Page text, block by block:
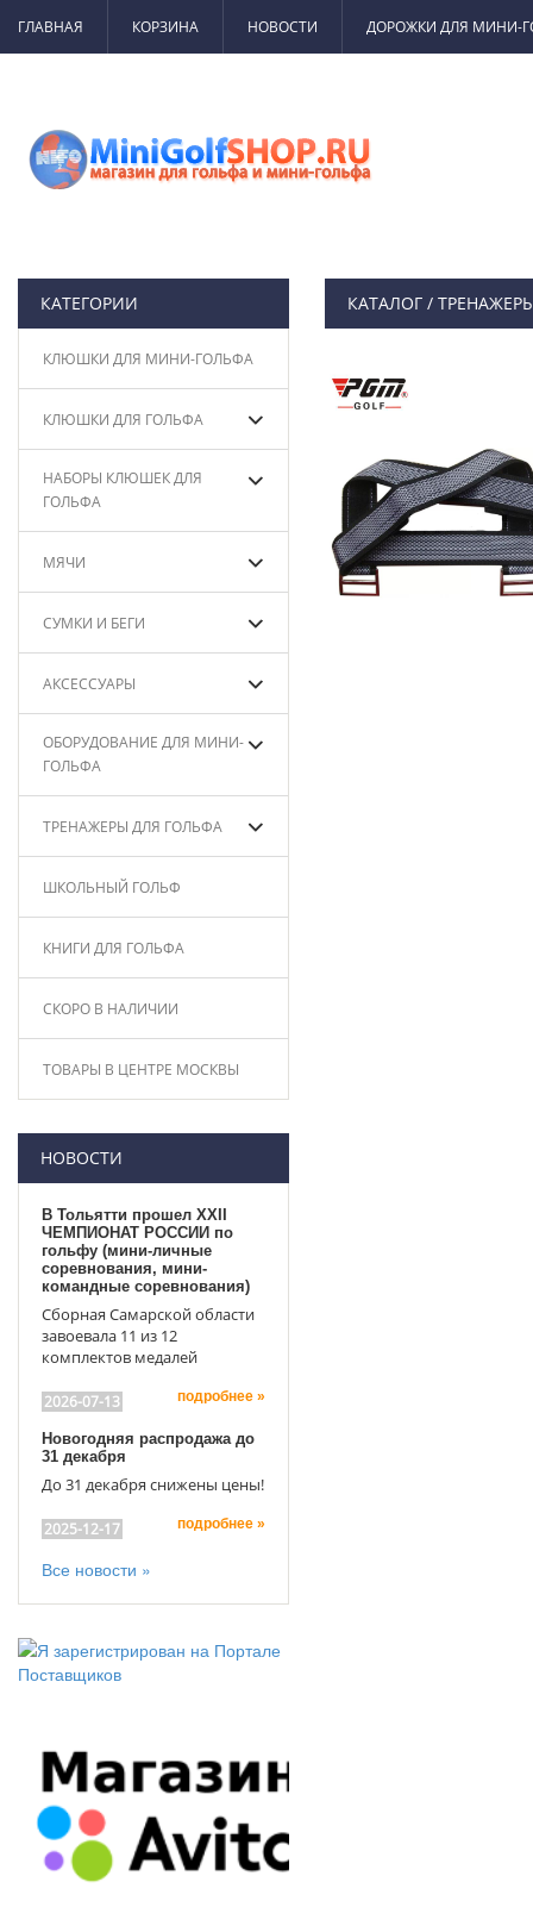
ГЛАВНАЯ КОРЗИНА НОВОСТИ ДОРОЖКИ ДЛЯ МИНИ-
КАТЕГОРИИ
КЛЮШКИ ДЛЯ МИНИ-ГОЛЬФА
КЛЮШКИ ДЛЯ ГОЛЬФА
НАБОРЫ КЛЮШЕК ДЛЯ
ГОЛЬФА
МЯЧИ
СУМКИ И БЕГИ
АКСЕССУАРЫ
ОБОРУДОВАНИЕ ДЛЯ МИНИ-
ГОЛЬФА
ТРЕНАЖЕРЫ ДЛЯ ГОЛЬФА
ШКОЛЬНЫЙ ГОЛЬФ
КНИГИ ДЛЯ ГОЛЬФА
СКОРО В НАЛИЧИИ
ТОВАРЫ В ЦЕНТРЕ МОСКВЫ
НОВОСТИ
В Тольятти прошел XXII
ЧЕМПИОНАТ РОССИИ по
гольфу (мини-личные
соревнования, мини-
командные соревнования)
Сборная Самарской области
завоевала 11 из 12
комплектов медалей
2026-07-13 подробнее »
Новогодняя распродажа до
31 декабря
До 31 декабря снижены цены!
2025-12-17 подробнее »
Все новости »
КАТАЛОГ/